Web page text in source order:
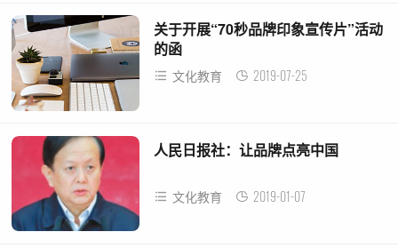
关于开展“70秒品牌印象宣传片”活动
的函
文化教育 2019-07-25
人民日报社：让品牌点亮中国
文化教育 2019-01-07